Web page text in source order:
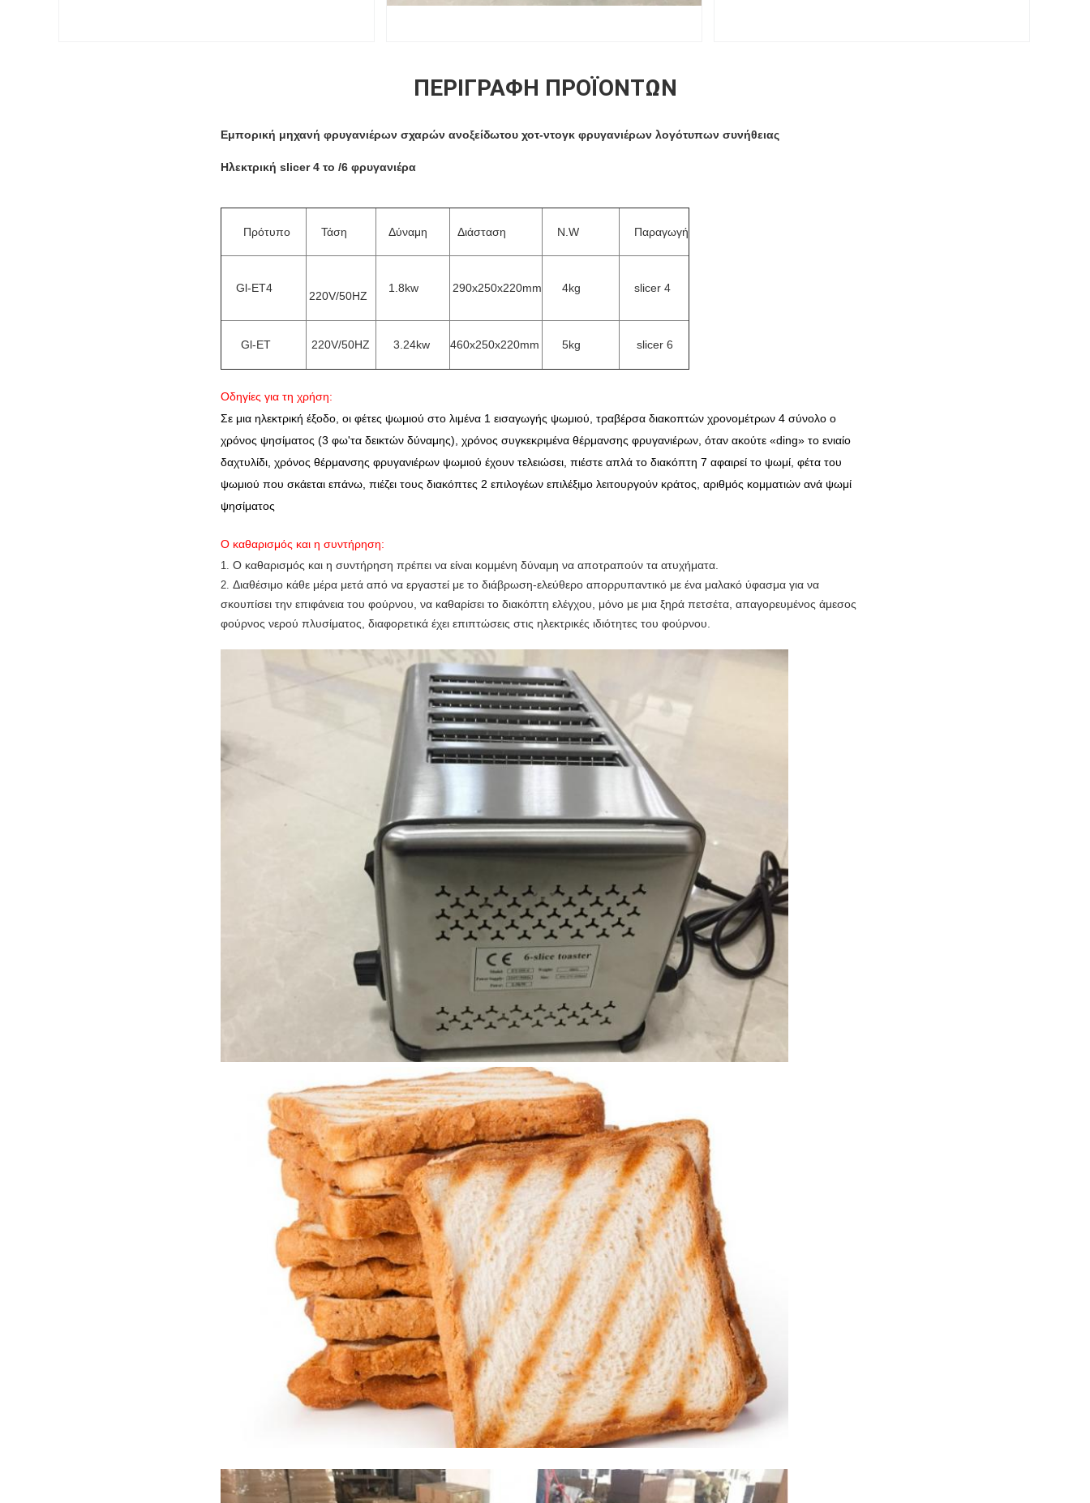
ΠΕΡΙΓΡΑΦΉ ΠΡΟΪΌΝΤΩΝ
Εμπορική μηχανή φρυγανιέρων σχαρών ανοξείδωτου χοτ-ντογκ φρυγανιέρων λογότυπων συνήθειας
Ηλεκτρική slicer 4 το /6 φρυγανιέρα
Πρότυπο Τάση Δύναμη Διάσταση N.W Παραγωγή
Gl-ET4
220V/50HZ
1.8kw 290x250x220mm 4kg slicer 4
Gl-ET 220V/50HZ 3.24kw 460x250x220mm 5kg slicer 6
Οδηγίες για τη χρήση:
Σε μια ηλεκτρική έξοδο, οι φέτες ψωμιού στο λιμένα 1 εισαγωγής ψωμιού, τραβέρσα διακοπτών χρονομέτρων 4 σύνολο ο
χρόνος ψησίματος (3 φω'τα δεικτών δύναμης), χρόνος συγκεκριμένα θέρμανσης φρυγανιέρων, όταν ακούτε «ding» το ενιαίο
δαχτυλίδι, χρόνος θέρμανσης φρυγανιέρων ψωμιού έχουν τελειώσει, πιέστε απλά το διακόπτη 7 αφαιρεί το ψωμί, φέτα του
ψωμιού που σκάεται επάνω, πιέζει τους διακόπτες 2 επιλογέων επιλέξιμο λειτουργούν κράτος, αριθμός κομματιών ανά ψωμί
ψησίματος
Ο καθαρισμός και η συντήρηση:
1. Ο καθαρισμός και η συντήρηση πρέπει να είναι κομμένη δύναμη να αποτραπούν τα ατυχήματα.
2. Διαθέσιμο κάθε μέρα μετά από να εργαστεί με το διάβρωση-ελεύθερο απορρυπαντικό με ένα μαλακό ύφασμα για να
σκουπίσει την επιφάνεια του φούρνου, να καθαρίσει το διακόπτη ελέγχου, μόνο με μια ξηρά πετσέτα, απαγορευμένος άμεσος
φούρνος νερού πλυσίματος, διαφορετικά έχει επιπτώσεις στις ηλεκτρικές ιδιότητες του φούρνου.